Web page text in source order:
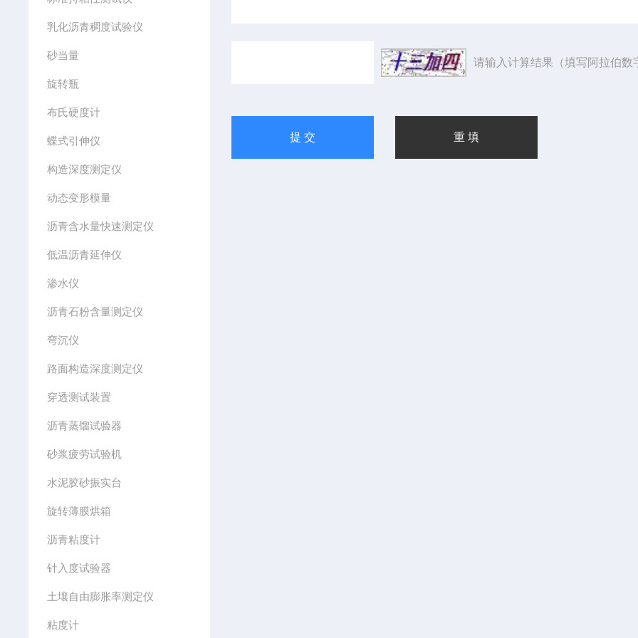
乳化沥青稠度试验仪
砂当量
旋转瓶
布氏硬度计
蝶式引伸仪
构造深度测定仪
动态变形模量
沥青含水量快速测定仪
低温沥青延伸仪
渗水仪
沥青石粉含量测定仪
弯沉仪
路面构造深度测定仪
穿透测试装置
沥青蒸馏试验器
砂浆疲劳试验机
水泥胶砂振实台
旋转薄膜烘箱
沥青粘度计
针入度试验器
土壤自由膨胀率测定仪
粘度计
请输入计算结果（填写阿拉伯数